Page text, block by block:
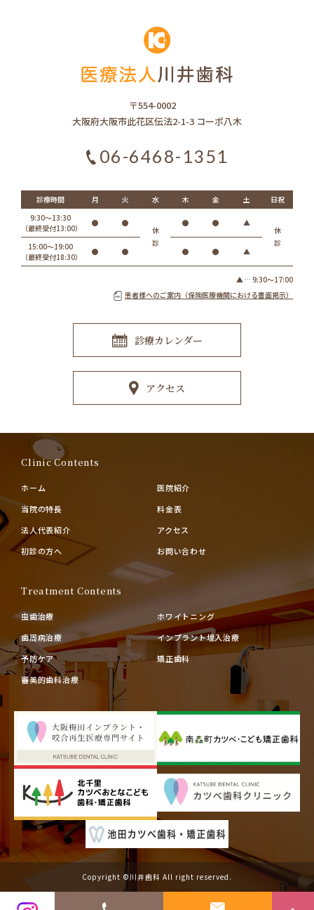
〒554-0002
大阪府大阪市此花区伝法2-1-3 コーポ八木
06-6468-1351
診療時間 月 火 水 木 金 土 日祝
9:30～13:30
（最終受付13:00）
● ●
休
診
● ● ▲
休
診
15:00～19:00
（最終受付18:30）
● ● ● ● ▲
▲ … 9:30～17:00
患者様へのご案内（保険医療機関における書面掲示）
診療カレンダー
アクセス
Clinic Contents
ホーム
当院の特長
法人代表紹介
初診の方へ
医院紹介
料金表
アクセス
お問い合わせ
Treatment Contents
虫歯治療
歯周病治療
予防ケア
審美的歯科治療
ホワイトニング
インプラント埋入治療
矯正歯科
Copyright ©川井歯科 All right reserved.